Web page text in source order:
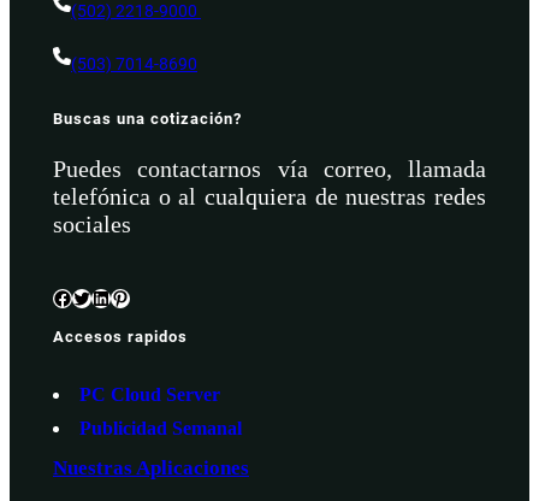
(502) 2218-9000
(503) 7014-8690
Buscas una cotización?
Puedes contactarnos vía correo, llamada
telefónica o al cualquiera de nuestras redes
sociales
Facebook
Twitter
LinkedIn
Pinterest
Accesos rapidos
PC Cloud Server
Publicidad Semanal
Nuestras Aplicaciones